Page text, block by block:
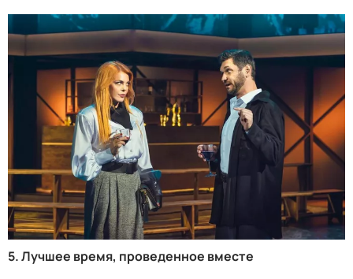
5. Лучшее время, проведенное вместе